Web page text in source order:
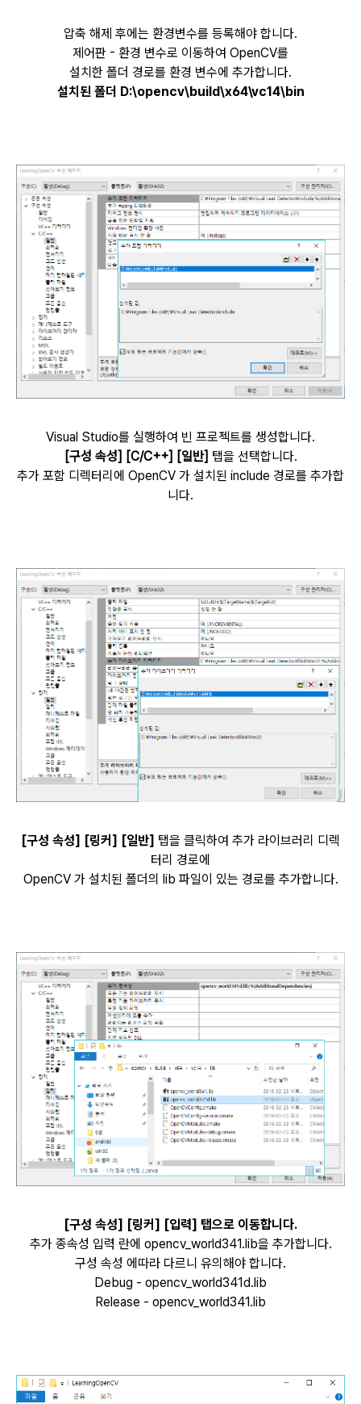
압축 해제 후에는 환경변수를 등록해야 합니다.
제어판 - 환경 변수로 이동하여 OpenCV를
설치한 폴더 경로를 환경 변수에 추가합니다.
설치된 폴더 D:\opencv\build\x64\vc14\bin
Visual Studio를 실행하여 빈 프로젝트를 생성합니다.
[구성 속성] [C/C++] [일반] 탭을 선택합니다.
추가 포함 디렉터리에 OpenCV 가 설치된 include 경로를 추가합
니다.
[구성 속성] [링커] [일반] 탭을 클릭하여 추가 라이브러리 디렉
터리 경로에
OpenCV 가 설치된 폴더의 lib 파일이 있는 경로를 추가합니다.
[구성 속성] [링커] [입력] 탭으로 이동합니다.
추가 종속성 입력 란에 opencv_world341.lib을 추가합니다.
구성 속성 에따라 다르니 유의해야 합니다.
Debug - opencv_world341d.lib
Release - opencv_world341.lib